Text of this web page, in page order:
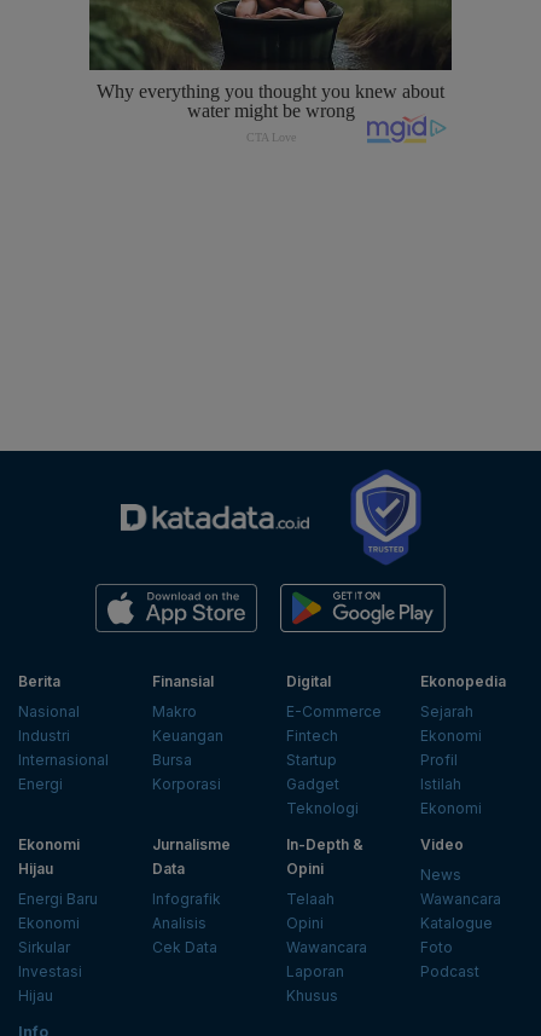
Berita
Nasional
Industri
Internasional
Energi
Finansial
Makro
Keuangan
Bursa
Korporasi
Digital
E-Commerce
Fintech
Startup
Gadget
Teknologi
Ekonopedia
Sejarah
Ekonomi
Profil
Istilah
Ekonomi
Ekonomi
Hijau
Energi Baru
Ekonomi
Sirkular
Investasi
Hijau
Jurnalisme
Data
Infografik
Analisis
Cek Data
In-Depth &
Opini
Telaah
Opini
Wawancara
Laporan
Khusus
Video
News
Wawancara
Katalogue
Foto
Podcast
Info